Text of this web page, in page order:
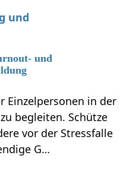
und
und
Einzelpersonen in der
begleiten. Schütze
vor der Stressfalle
G…